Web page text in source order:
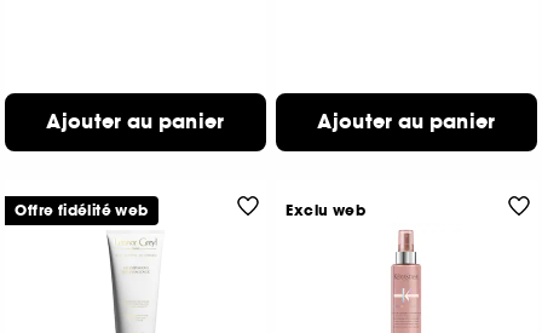
Ajouter au panier Ajouter au panier
Offre fidélité web Exclu web